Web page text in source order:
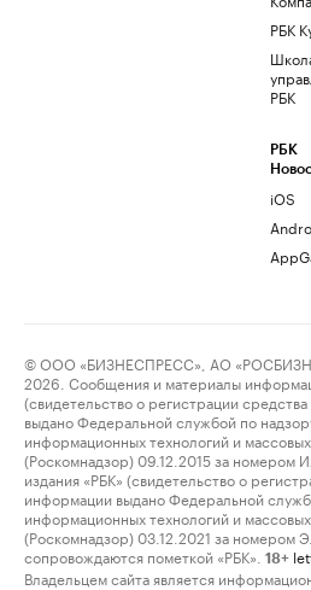
РБК
РБК
РБК
iOS
© ООО «БИЗНЕСПРЕСС», АО
2026. Сообщения и материалы
(свидетельство о регистрации
выдано Федеральной службой по
информационных технологий и
(Роскомнадзор) 09.12.2015 за
издания «РБК» (свидетельство о
информации выдано Федеральной
информационных технологий и
(Роскомнадзор) 03.12.2021 за
сопровождаются пометкой «РБК».
18+
Владельцем сайта является